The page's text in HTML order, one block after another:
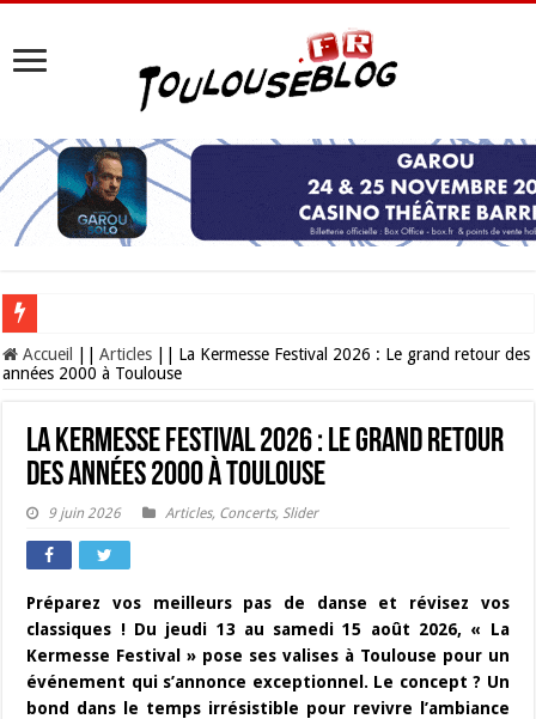
Les Nocturnes de la Cité de l’espace 2026 : l’événement incontournable de
Accueil Articles
La Kermesse Festival 2026 : Le grand retour des
années 2000 à Toulouse
La Kermesse Festival 2026 : Le grand retour
des années 2000 à Toulouse
9 juin 2026 Articles, Concerts, Slider
Préparez vos meilleurs pas de danse et révisez vos
classiques ! Du jeudi 13 au samedi 15 août 2026, « La
Kermesse Festival » pose ses valises à Toulouse pour un
événement qui s’annonce exceptionnel. Le concept ? Un
bond dans le temps irrésistible pour revivre l’ambiance